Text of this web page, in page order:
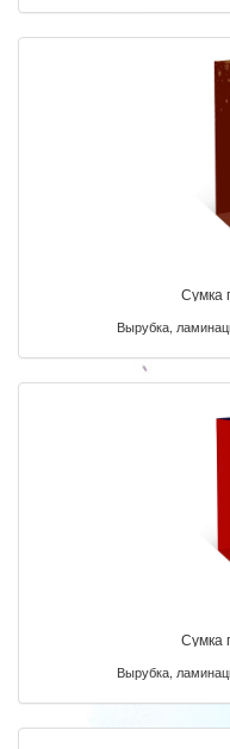
Сумка
Вырубка,
Сумка
Вырубка,